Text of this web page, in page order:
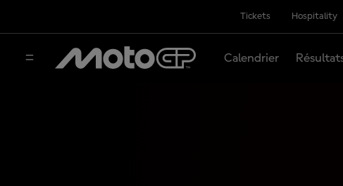
Tickets Hospitality
Calendrier